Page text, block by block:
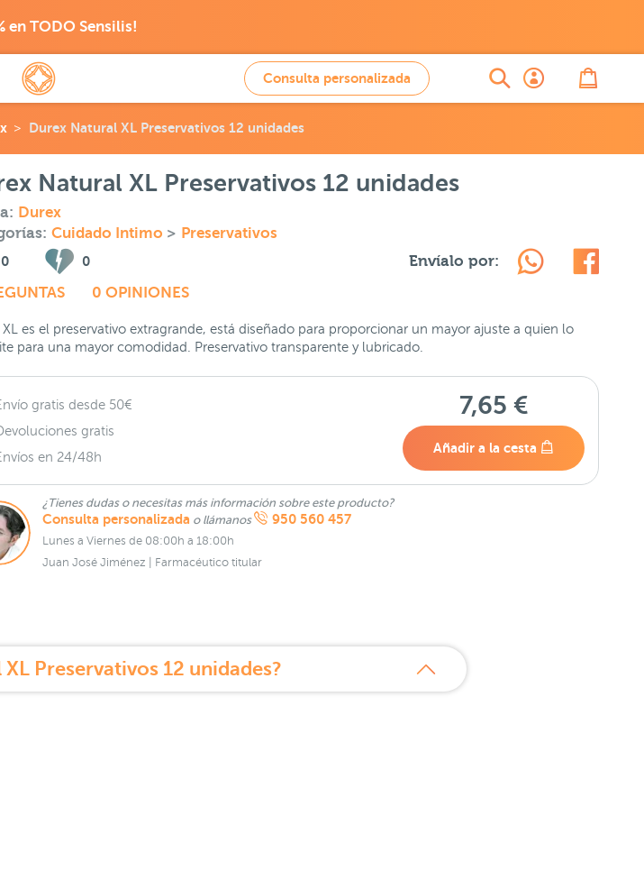
en TODO Sensilis!
Consulta personalizada
Durex Natural XL Preservativos 12 unidades
Natural XL Preservativos 12 unidades
Durex
Cuidado Intimo > Preservativos
0 0
0 OPINIONES
Envíalo por:
XL es el preservativo extragrande, está diseñado para proporcionar un mayor ajuste a quien lo
para una mayor comodidad. Preservativo transparente y lubricado.
gratis desde 50€
gratis
en 24/48h
7,65 €
Añadir a la cesta
¿Tienes dudas o necesitas más información sobre este producto?
Consulta personalizada o llámanos 950 560 457
Lunes a Viernes de 08:00h a 18:00h
Juan José Jiménez | Farmacéutico titular
Preservativos 12 unidades?